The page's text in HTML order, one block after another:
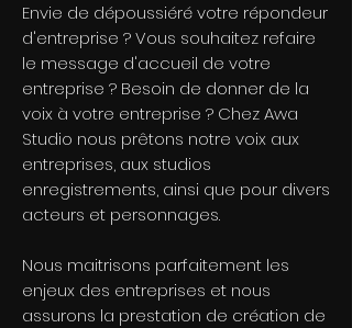
Envie de dépoussiéré votre répondeur
d'entreprise ? Vous souhaitez refaire
le message d'accueil de votre
entreprise ? Besoin de donner de la
voix à votre entreprise ? Chez Awa
Studio nous prêtons notre voix aux
entreprises, aux studios
enregistrements, ainsi que pour divers
acteurs et personnages.
Nous maitrisons parfaitement les
enjeux des entreprises et nous
assurons la prestation de création de